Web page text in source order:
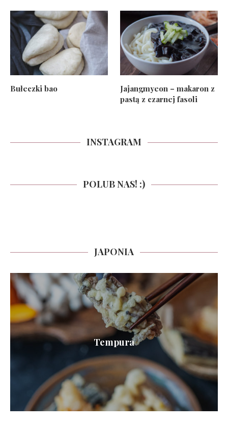
Bułeczki bao
Jajangmyeon – makaron z
pastą z czarnej fasoli
INSTAGRAM
POLUB NAS! :)
JAPONIA
Tempura